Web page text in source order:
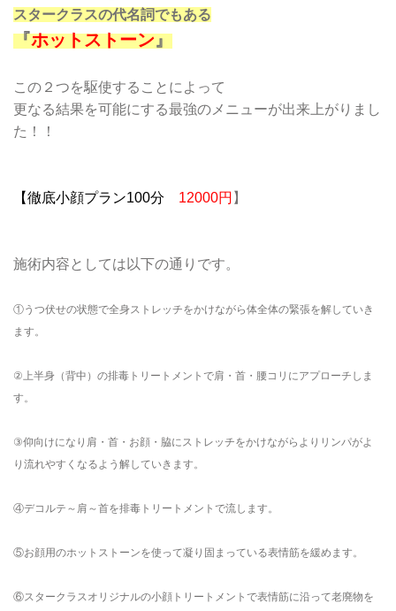
スタークラスの代名詞でもある
『ホットストーン』
この２つを駆使することによって
更なる結果を可能にする最強のメニューが出来上がりまし
た！！
【徹底小顔プラン100分 12000円 】
施術内容としては以下の通りです。
①うつ伏せの状態で全身ストレッチをかけながら体全体の緊張を解していき
ます。
②上半身（背中）の排毒トリートメントで肩・首・腰コリにアプローチしま
す。
③仰向けになり肩・首・お顔・脇にストレッチをかけながらよりリンパがよ
り流れやすくなるよう解していきます。
④デコルテ～肩～首を排毒トリートメントで流します。
⑤お顔用のホットストーンを使って凝り固まっている表情筋を緩めます。
⑥スタークラスオリジナルの小顔トリートメントで表情筋に沿って老廃物を